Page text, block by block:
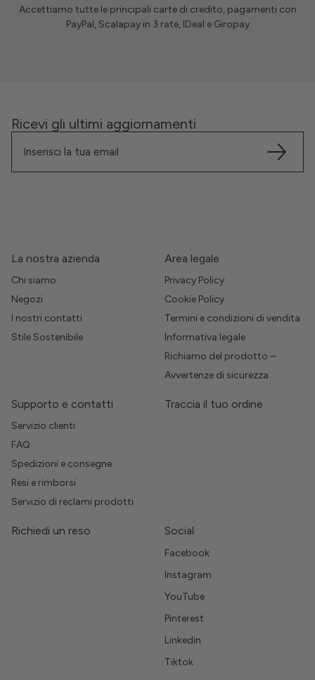
Accettiamo tutte le principali carte di credito, pagamenti con
PayPal, Scalapay in 3 rate, IDeal e Giropay
Ricevi gli ultimi aggiornamenti
La nostra azienda
Chi siamo
Negozi
I nostri contatti
Stile Sostenibile
Area legale
Privacy Policy
Cookie Policy
Termini e condizioni di vendita
Informativa legale
Richiamo del prodotto –
Avvertenze di sicurezza
Supporto e contatti
Servizio clienti
FAQ
Spedizioni e consegne
Resi e rimborsi
Servizio di reclami prodotti
Traccia il tuo ordine
Richiedi un reso Social
Facebook
Instagram
YouTube
Pinterest
Linkedin
Tiktok